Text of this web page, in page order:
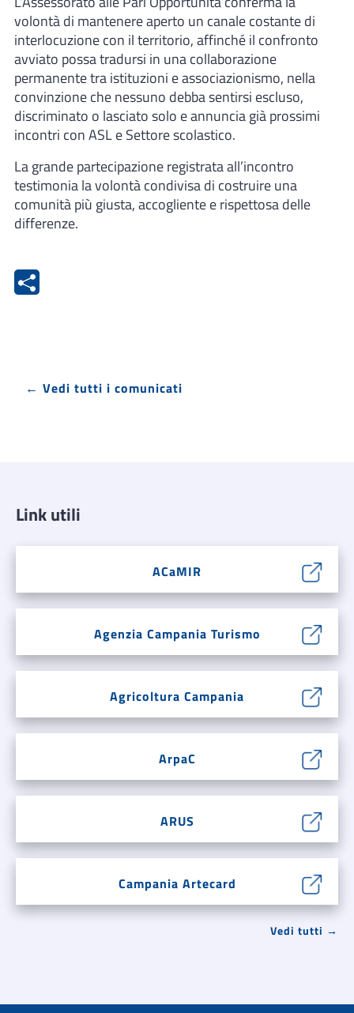
volontà di mantenere aperto un canale costante di
interlocuzione con il territorio, affinché il confronto
avviato possa tradursi in una collaborazione
permanente tra istituzioni e associazionismo, nella
convinzione che nessuno debba sentirsi escluso,
discriminato o lasciato solo e annuncia già prossimi
incontri con ASL e Settore scolastico.
La grande partecipazione registrata all’incontro
testimonia la volontà condivisa di costruire una
comunità più giusta, accogliente e rispettosa delle
differenze.
← Vedi tutti i comunicati
Link utili
ACaMIR
Agenzia Campania Turismo
Agricoltura Campania
ArpaC
ARUS
Campania Artecard
Vedi tutti →